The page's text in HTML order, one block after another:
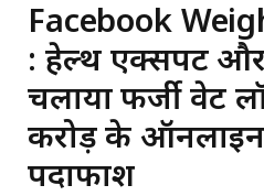
Facebook
: हेल्थ एक्सपर्ट
चलाया फर्जी वेट
करोड़ के ऑनलाइन
पर्दाफाश